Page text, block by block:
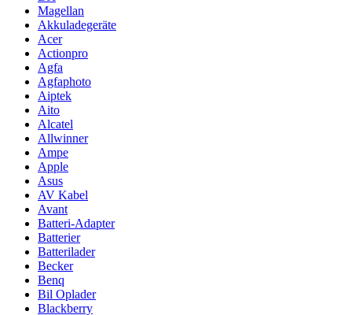
Magellan
Akkuladegeräte
Acer
Actionpro
Agfa
Agfaphoto
Aiptek
Aito
Alcatel
Allwinner
Ampe
Apple
Asus
AV Kabel
Avant
Batteri-Adapter
Batterier
Batterilader
Becker
Benq
Bil Oplader
Blackberry